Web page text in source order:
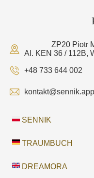
ZP20 Piotr
Al. KEN 36 / 112B,
+48 733 644 002
kontakt@sennik.app
SENNIK
TRAUMBUCH
DREAMORA